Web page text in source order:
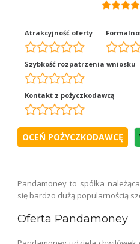
Atrakcyjność oferty
Szybkość rozpatrzenia wniosku
Kontakt z pożyczkodawcą
Pandamoney to spółka
się bardzo dużą popularnością
Oferta Pandamoney